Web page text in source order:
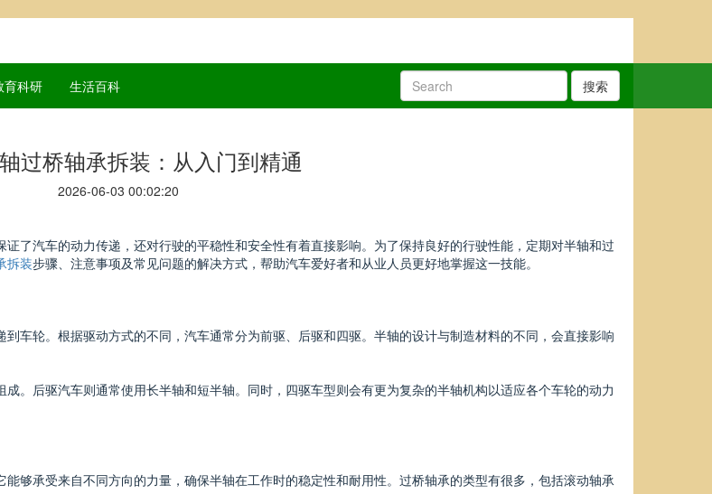
育科研 生活百科 搜索
过桥轴承拆装：从入门到精通
2026-06-03 00:02:20
了汽车的动力传递，还对行驶的平稳性和安全性有着直接影响。为了保持良好的行驶性能，定期对半轴和过
拆装步骤、注意事项及常见问题的解决方式，帮助汽车爱好者和从业人员更好地掌握这一技能。
车轮。根据驱动方式的不同，汽车通常分为前驱、后驱和四驱。半轴的设计与制造材料的不同，会直接影响
。后驱汽车则通常使用长半轴和短半轴。同时，四驱车型则会有更为复杂的半轴机构以适应各个车轮的动力
够承受来自不同方向的力量，确保半轴在工作时的稳定性和耐用性。过桥轴承的类型有很多，包括滚动轴承